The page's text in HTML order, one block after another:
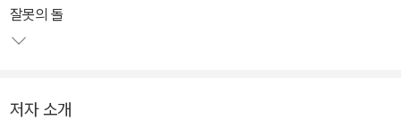
잘못의 돌
저자 소개